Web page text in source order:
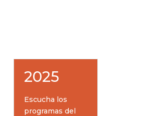
2025
Escucha los
programas del